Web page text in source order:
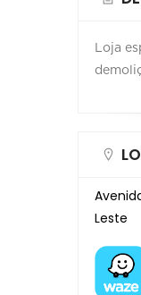
Loja
Leste